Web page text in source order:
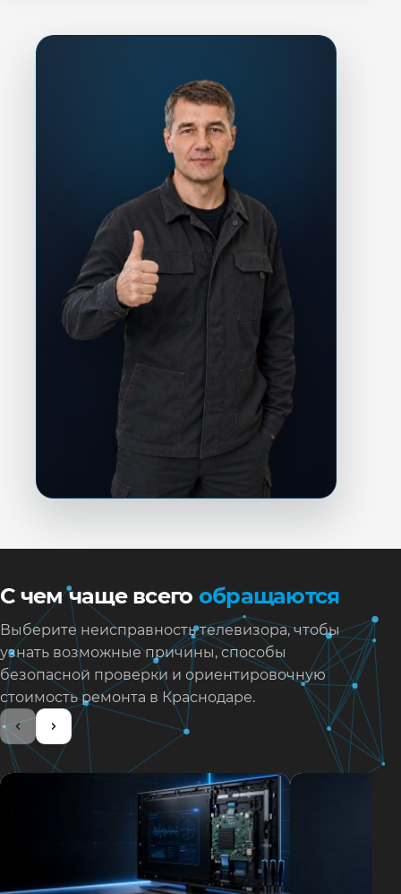
С чем чаще всего обращаются
Выберите неисправность телевизора, чтобы
узнать возможные причины, способы
безопасной проверки и ориентировочную
стоимость ремонта в Краснодаре.